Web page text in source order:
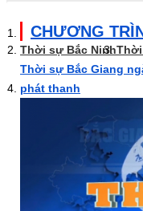
CHƯƠNG
Thời sự Bắc Ninh
Thời sự Bắc Giang
phát thanh